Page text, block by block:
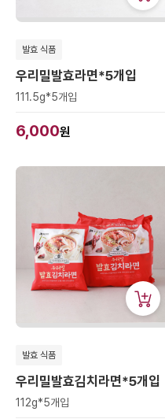
발효 식품
우리밀발효라면*5개입
111.5g*5개입
6,000원
발효 식품
우리밀발효김치라면*5개입
112g*5개입